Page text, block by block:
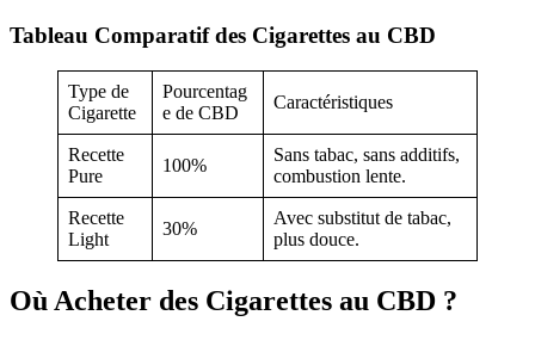
Tableau Comparatif des Cigarettes au CBD
Type de
Cigarette
Pourcentag
e de CBD
Caractéristiques
Recette
Pure
100%
Sans tabac, sans additifs,
combustion lente.
Recette
Light
30%
Avec substitut de tabac,
plus douce.
Où Acheter des Cigarettes au CBD ?